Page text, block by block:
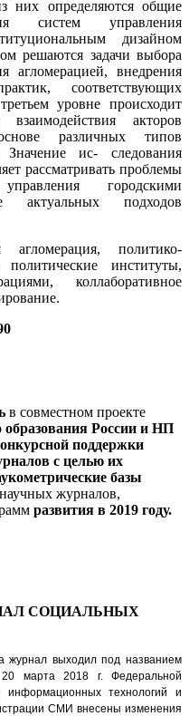
них определяются общие
систем управления
дизайном
решаются задачи выбора
агломерацией, внедрения
соответствующих
уровне происходит
взаимодействия акторов
различных типов
ис- следования
рассматривать проблемы
управления городскими
актуальных подходов
агломерация, политико-
политические институты,
коллаборативное
в совместном проекте
России и НП
поддержки
с целью их
базы
журналов,
развития в 2019 году.
СОЦИАЛЬНЫХ
журнал выходил под названием
20 марта 2018 г. Федеральной
технологий и
СМИ внесены изменения